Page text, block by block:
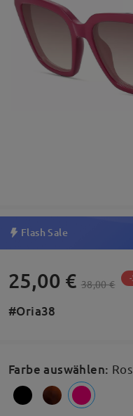
Flash Sale
25,00 € 38,00 €
#Oria38
Farbe auswählen: